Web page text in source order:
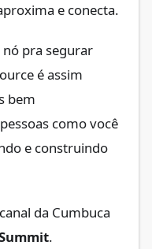
e conecta.
nó pra segurar
é assim
bem
como você
e construindo
da Cumbuca
.